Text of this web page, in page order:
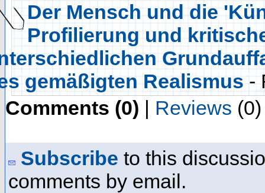
Der Mensch und die
Profilierung und
gemäßigten Realismus -
Comments (0) | Reviews (0)
Subscribe to this
comments by email.